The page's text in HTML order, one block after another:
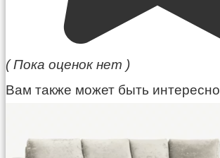
( Пока оценок нет )
Вам также может быть интересно